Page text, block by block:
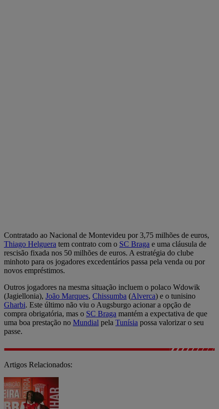
Contratado ao Nacional de Montevideu por 3,75 milhões de euros,
Thiago Helguera tem contrato com o SC Braga e uma cláusula de
rescisão fixada nos 50 milhões de euros. A estratégia do clube
minhoto para os jogadores excedentários passa pela venda ou por
novos empréstimos.
Outros jogadores na mesma situação incluem o polaco Wdowik
(Jagiellonia), João Marques, Chissumba (Alverca) e o tunisino
Gharbi. Este último não viu o Augsburgo acionar a opção de
compra obrigatória, mas o SC Braga mantém a expectativa de que
uma boa prestação no Mundial pela Tunísia possa valorizar o seu
passe.
Artigos Relacionados: